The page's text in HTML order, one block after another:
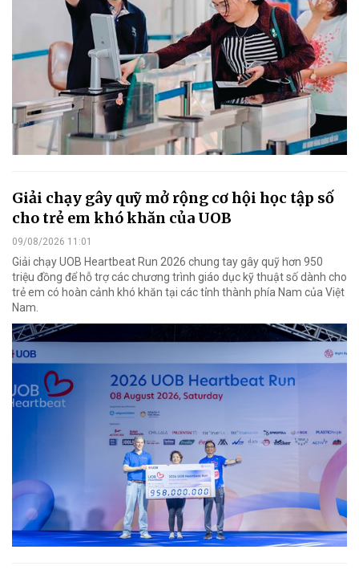
Giải chạy gây quỹ mở rộng cơ hội học tập số
cho trẻ em khó khăn của UOB
09/08/2026 11:01
Giải chạy UOB Heartbeat Run 2026 chung tay gây quỹ hơn 950
triệu đồng để hỗ trợ các chương trình giáo dục kỹ thuật số dành cho
trẻ em có hoàn cảnh khó khăn tại các tỉnh thành phía Nam của Việt
Nam.